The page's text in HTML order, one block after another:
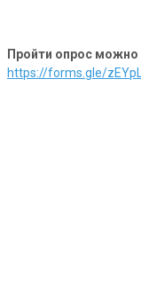
Пройти опрос можно
https://forms.gle/